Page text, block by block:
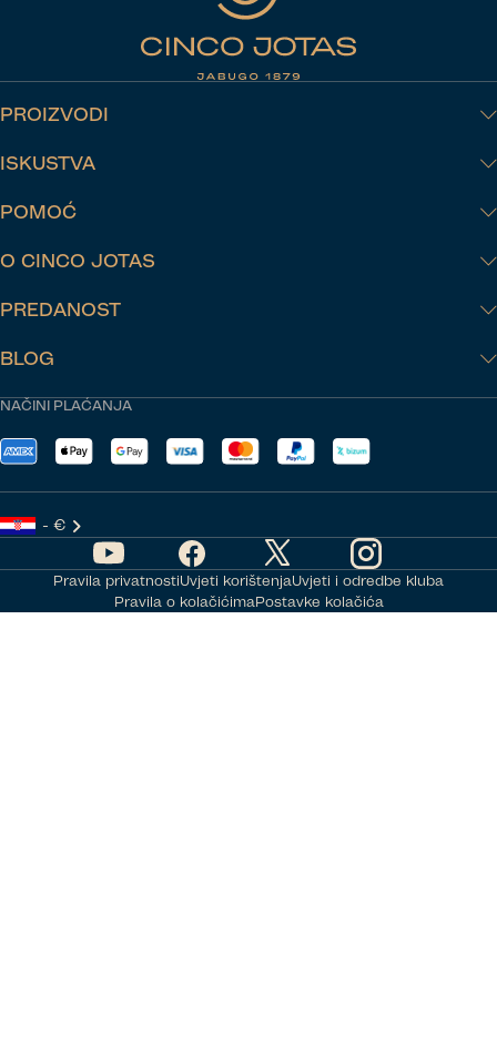
obratite pažnju na cijenu i podatke o proizvodu.
NAČINI PLAĆANJA
- €
PROIZVODI
ISKUSTVA
POMOĆ
O CINCO JOTAS
PREDANOST
BLOG
Pravila privatnostiUvjeti korištenjaUvjeti i odredbe kluba
Pravila o kolačićimaPostavke kolačića